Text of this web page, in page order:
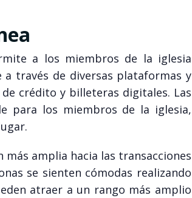
a los miembros de la iglesia
a través de diversas plataformas y
crédito y billeteras digitales. Las
para los miembros de la iglesia,
amplia hacia las transacciones
se sienten cómodas realizando
atraer a un rango más amplio